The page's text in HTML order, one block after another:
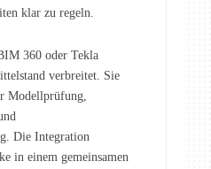
klar zu regeln.
360 oder Tekla
verbreitet. Sie
Modellprüfung,
Die Integration
in einem gemeinsamen